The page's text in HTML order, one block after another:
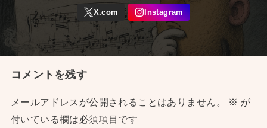
コメントを残す
メールアドレスが公開されることはありません。 ※ が
付いている欄は必須項目です